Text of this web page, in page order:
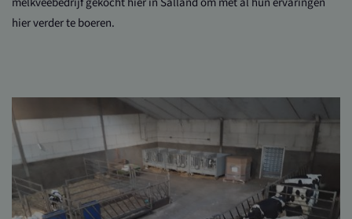
hier verder te boeren.